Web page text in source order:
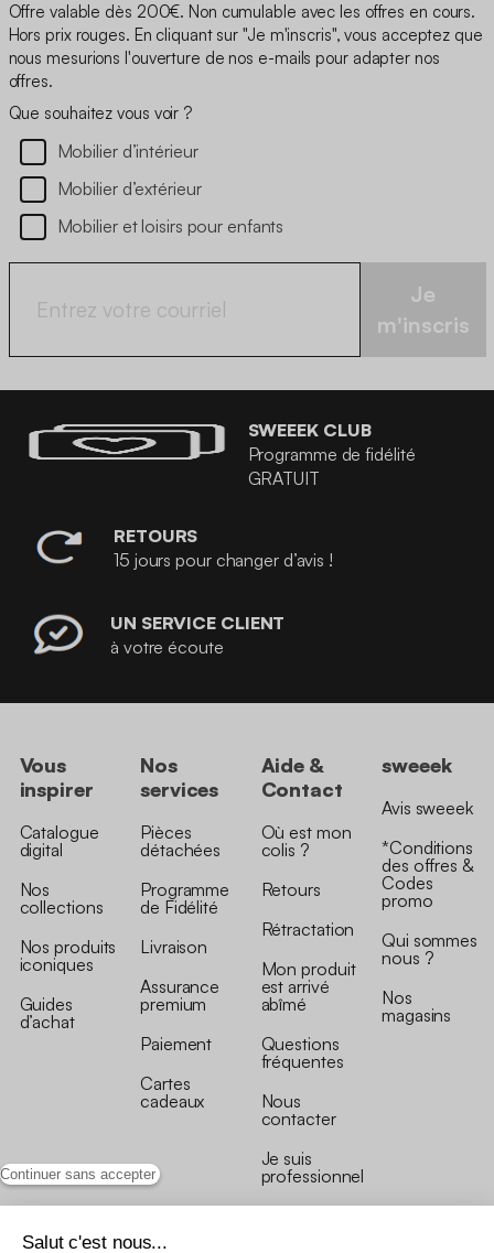
Continuer sans accepter
Salut c'est nous...
Offre valable dès 200€. Non cumulable avec les offres en cours.
Hors prix rouges. En cliquant sur "Je m'inscris", vous acceptez que
nous mesurions l'ouverture de nos e-mails pour adapter nos
offres.
Que souhaitez vous voir ?
Mobilier d’intérieur
Mobilier d’extérieur
Mobilier et loisirs pour enfants
Je
m'inscris
SWEEEK CLUB
Programme de fidélité
GRATUIT
RETOURS
15 jours pour changer d’avis !
UN SERVICE CLIENT
à votre écoute
Vous
inspirer
Catalogue
digital
Nos
collections
Nos produits
iconiques
Guides
d’achat
Nos
services
Pièces
détachées
Programme
de Fidélité
Livraison
Assurance
premium
Paiement
Cartes
cadeaux
Aide &
Contact
Où est mon
colis ?
Retours
Rétractation
Mon produit
est arrivé
abîmé
Questions
fréquentes
Nous
contacter
Je suis
professionnel
sweeek
Avis sweeek
*Conditions
des offres &
Codes
promo
Qui sommes
nous ?
Nos
magasins